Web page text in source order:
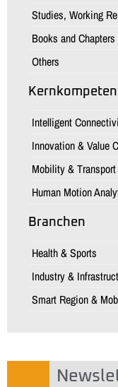
Studies, Working
Books and
Others
Intelligent
Innovation & Value
Mobility &
Human Motion
Branchen
Health & Sports
Industry &
Smart Region &